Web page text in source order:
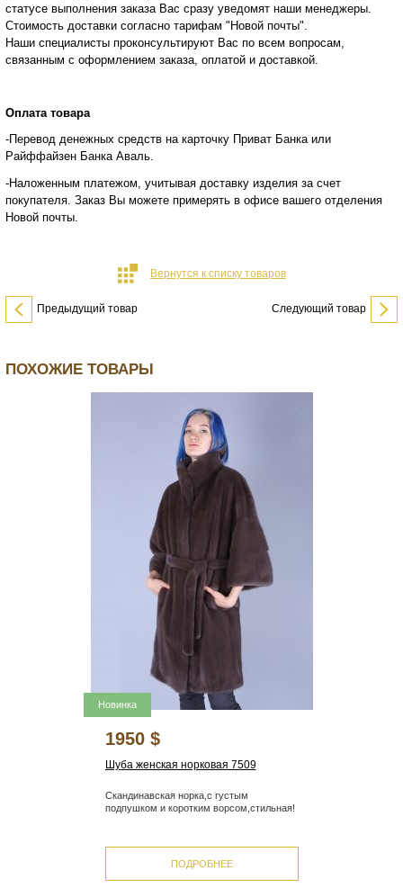
статусе выполнения заказа Вас сразу уведомят наши менеджеры.
Стоимость доставки согласно тарифам "Новой почты".
Наши специалисты проконсультируют Вас по всем вопросам,
связанным с оформлением заказа, оплатой и доставкой.
Оплата товара
-Перевод денежных средств на карточку Приват Банка или
Райффайзен Банка Аваль.
-Наложенным платежом, учитывая доставку изделия за счет
покупателя. Заказ Вы можете примерять в офисе вашего отделения
Новой почты.
Вернутся к списку товаров
Предыдущий товар Следующий товар
ПОХОЖИЕ ТОВАРЫ
Новинка
1950 $
Шуба женская норковая 7509
Скандинавская норка,с густым
подпушком и коротким ворсом,стильная!
ПОДРОБНЕЕ